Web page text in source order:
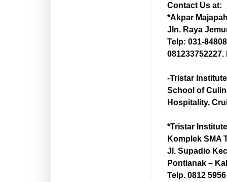
Contact Us at:
*Akpar
Jln. Raya
Telp: 031-
081233752227.
-Tristar
School of
Hospitality,
*Tristar
Komplek SMA
Jl. Supadio
Pontianak –
Telp. 0812